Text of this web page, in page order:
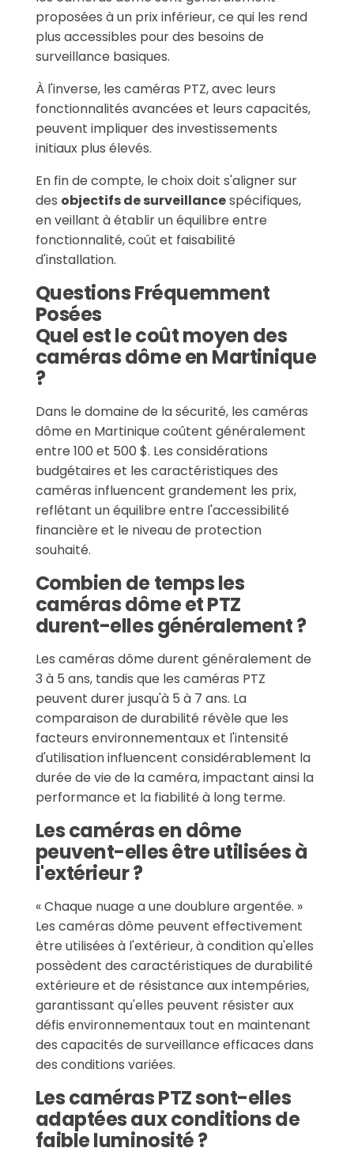
proposées à un prix inférieur, ce qui les rend
plus accessibles pour des besoins de
surveillance basiques.
À l'inverse, les caméras PTZ, avec leurs
fonctionnalités avancées et leurs capacités,
peuvent impliquer des investissements
initiaux plus élevés.
En fin de compte, le choix doit s'aligner sur
des objectifs de surveillancespécifiques,
en veillant à établir un équilibre entre
fonctionnalité, coût et faisabilité
d'installation.
Questions Fréquemment
Posées
Quel est le coût moyen des
caméras dôme en Martinique
?
Dans le domaine de la sécurité, les caméras
dôme en Martinique coûtent généralement
entre 100 et 500 $. Les considérations
budgétaires et les caractéristiques des
caméras influencent grandement les prix,
reflétant un équilibre entre l'accessibilité
financière et le niveau de protection
souhaité.
Combien de temps les
caméras dôme et PTZ
durent-elles généralement ?
Les caméras dôme durent généralement de
3 à 5 ans, tandis que les caméras PTZ
peuvent durer jusqu'à 5 à 7 ans. La
comparaison de durabilité révèle que les
facteurs environnementaux et l'intensité
d'utilisation influencent considérablement la
durée de vie de la caméra, impactant ainsi la
performance et la fiabilité à long terme.
Les caméras en dôme
peuvent-elles être utilisées à
l'extérieur ?
« Chaque nuage a une doublure argentée. »
Les caméras dôme peuvent effectivement
être utilisées à l'extérieur, à condition qu'elles
possèdent des caractéristiques de durabilité
extérieure et de résistance aux intempéries,
garantissant qu'elles peuvent résister aux
défis environnementaux tout en maintenant
des capacités de surveillance efficaces dans
des conditions variées.
Les caméras PTZ sont-elles
adaptées aux conditions de
faible luminosité ?